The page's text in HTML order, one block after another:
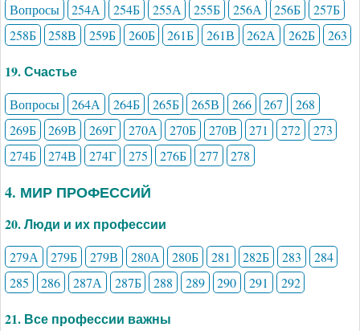
Вопросы 254А 254Б 255А 255Б 256А 256Б
257Б
258Б
258В 259Б 260Б 261Б 261В 262А 262Б 263
19. Счастье
Вопросы 264А 264Б 265Б 265В 266 267
268
269Б
269В 269Г 270А 270Б 270В 271 272
273
274Б
274В 274Г 275 276Б 277 278
4. МИР ПРОФЕССИЙ
20. Люди и их профессии
279А 279Б 279В 280А 280Б 281 282Б 283
284
285
286 287А 287Б 288 289 290 291 292
21. Все профессии важны